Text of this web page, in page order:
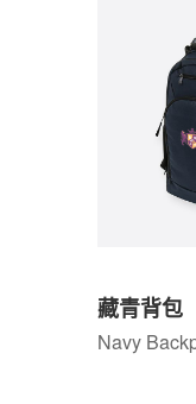
藏青背包
Navy